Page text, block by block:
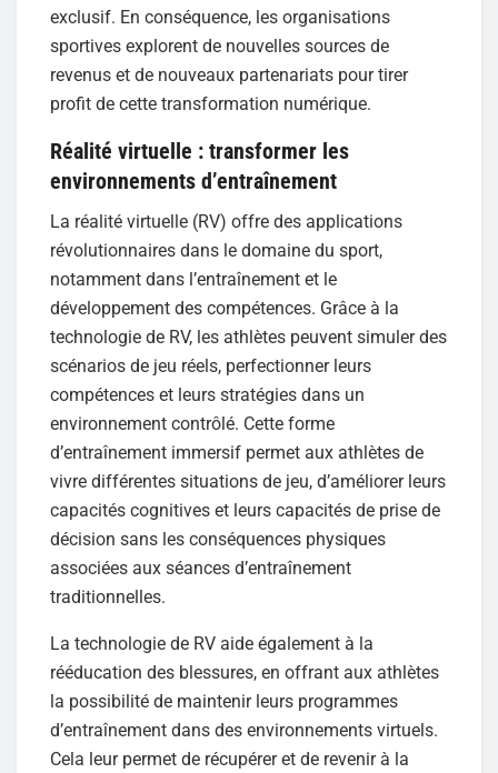
exclusif. En conséquence, les organisations
sportives explorent de nouvelles sources de
revenus et de nouveaux partenariats pour tirer
profit de cette transformation numérique.
Réalité virtuelle : transformer les
environnements d’entraînement
La réalité virtuelle (RV) offre des applications
révolutionnaires dans le domaine du sport,
notamment dans l’entraînement et le
développement des compétences. Grâce à la
technologie de RV, les athlètes peuvent simuler des
scénarios de jeu réels, perfectionner leurs
compétences et leurs stratégies dans un
environnement contrôlé. Cette forme
d’entraînement immersif permet aux athlètes de
vivre différentes situations de jeu, d’améliorer leurs
capacités cognitives et leurs capacités de prise de
décision sans les conséquences physiques
associées aux séances d’entraînement
traditionnelles.
La technologie de RV aide également à la
rééducation des blessures, en offrant aux athlètes
la possibilité de maintenir leurs programmes
d’entraînement dans des environnements virtuels.
Cela leur permet de récupérer et de revenir à la